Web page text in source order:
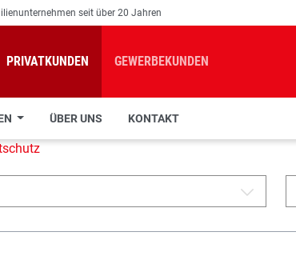
seit über 20 Jahren
PRIVATKUNDEN GEWERBEKUNDEN
ÜBER UNS KONTAKT
A